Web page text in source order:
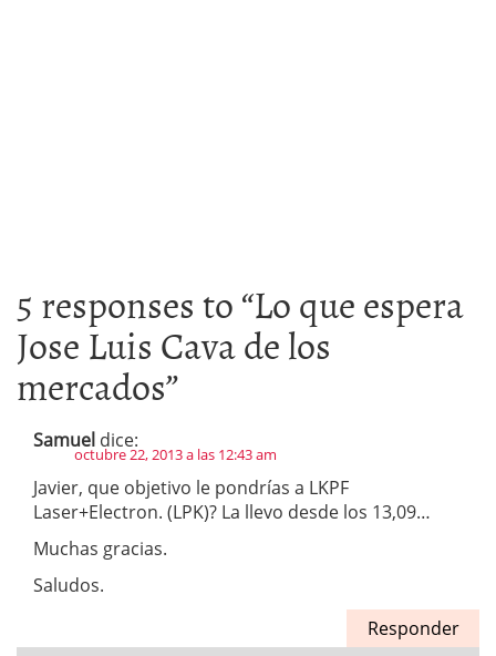
5 responses to “Lo que espera
Jose Luis Cava de los
mercados”
Samuel dice:
octubre 22, 2013 a las 12:43 am
Javier, que objetivo le pondrías a LKPF
Laser+Electron. (LPK)? La llevo desde los 13,09…
Muchas gracias.
Saludos.
Responder